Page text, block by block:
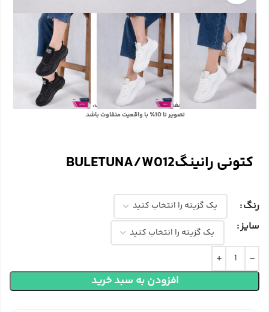
با توجه به تفاوت رنگ‌ها در صفحه نمایش دستگاه‌های مختلف، ممکن است رنگ محصولات در
تصویر تا 10٪ با واقعیت متفاوت باشد.
کتونی رانینگBULETUNA/W012
رنگ
سایز
افزودن به سبد خرید